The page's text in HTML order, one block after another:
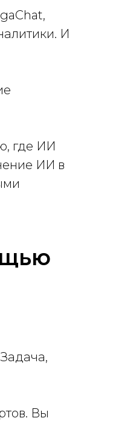
И
где ИИ
ИИ в
Вы